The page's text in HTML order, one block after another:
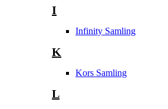
I
Infinity Samling
K
Kors Samling
L